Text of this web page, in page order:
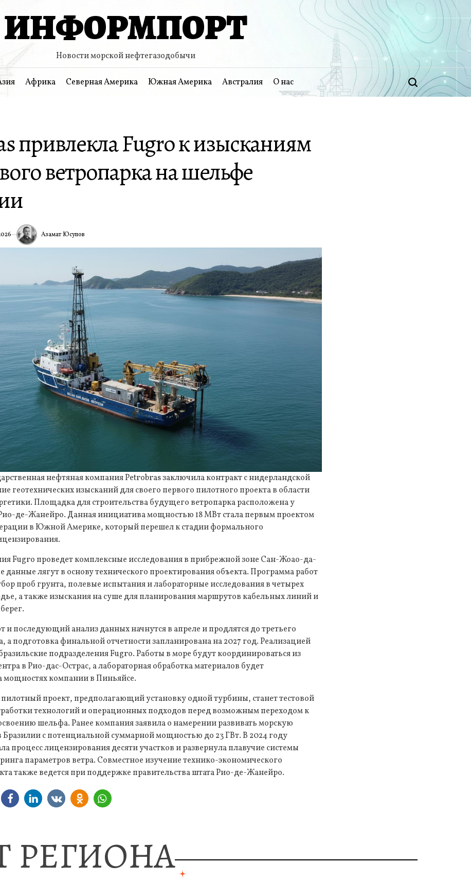
ИНФОРМПОРТ
Новости морской нефтегазодобычи
Африка Северная Америка Южная Америка Австралия О нас Поиск
привлекла Fugro к изысканиям
ветропарка на шельфе
ИА Азамат Юсупов
нефтяная компания Petrobras заключила контракт с нидерландской
геотехнических изысканий для своего первого пилотного проекта в области
Площадка для строительства будущего ветропарка расположена у
де-Жанейро. Данная инициатива мощностью 18 МВт стала первым проектом
в Южной Америке, который перешел к стадии формального
Fugro проведет комплексные исследования в прибрежной зоне Сан-Жоао-да-
данные лягут в основу технического проектирования объекта. Программа работ
проб грунта, полевые испытания и лабораторные исследования в четырех
а также изыскания на суше для планирования маршрутов кабельных линий и
и последующий анализ данных начнутся в апреле и продлятся до третьего
а подготовка финальной отчетности запланирована на 2027 год. Реализацией
подразделения Fugro. Работы в море будут координироваться из
в Рио-дас-Острас, а лабораторная обработка материалов будет
мощностях компании в Пиньяйсе.
пилотный проект, предполагающий установку одной турбины, станет тестовой
технологий и операционных подходов перед возможным переходом к
шельфа. Ранее компания заявила о намерении развивать морскую
Бразилии с потенциальной суммарной мощностью до 23 ГВт. В 2024 году
процесс лицензирования десяти участков и развернула плавучие системы
параметров ветра. Совместное изучение технико-экономического
также ведется при поддержке правительства штата Рио-де-Жанейро.
РЕГИОНА